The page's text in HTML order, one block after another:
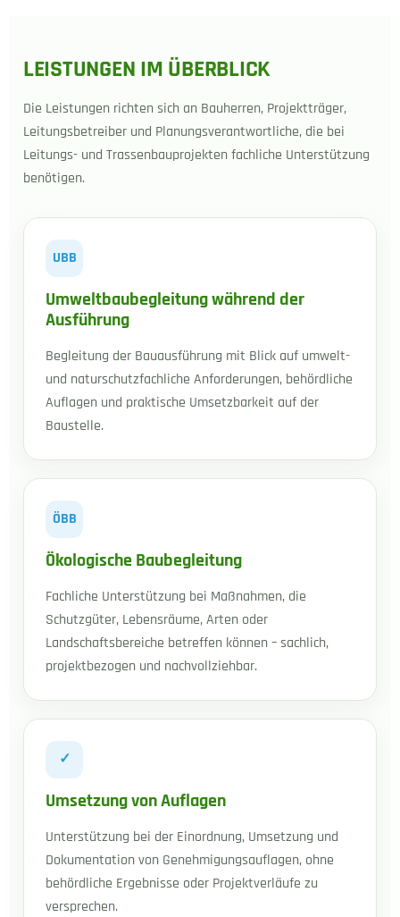
LEISTUNGEN IM ÜBERBLICK
Die Leistungen richten sich an Bauherren, Projektträger,
Leitungsbetreiber und Planungsverantwortliche, die bei
Leitungs- und Trassenbauprojekten fachliche Unterstützung
benötigen.
UBB
Umweltbaubegleitung während der
Ausführung
Begleitung der Bauausführung mit Blick auf umwelt-
und naturschutzfachliche Anforderungen, behördliche
Auflagen und praktische Umsetzbarkeit auf der
Baustelle.
ÖBB
Ökologische Baubegleitung
Fachliche Unterstützung bei Maßnahmen, die
Schutzgüter, Lebensräume, Arten oder
Landschaftsbereiche betreffen können – sachlich,
projektbezogen und nachvollziehbar.
✓
Umsetzung von Auflagen
Unterstützung bei der Einordnung, Umsetzung und
Dokumentation von Genehmigungsauflagen, ohne
behördliche Ergebnisse oder Projektverläufe zu
versprechen.